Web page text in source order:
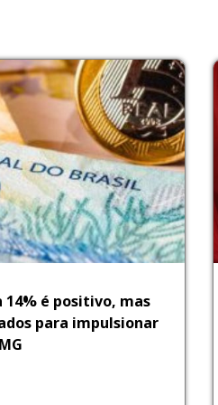
14% é positivo, mas
para impulsionar